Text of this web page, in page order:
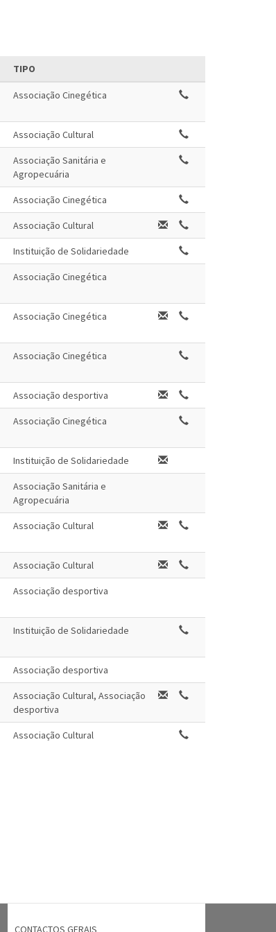
TIPO
Associação Cinegética
Associação Cultural
Associação Sanitária e
Agropecuária
Associação Cinegética
Associação Cultural
Instituição de Solidariedade
Associação Cinegética
Associação Cinegética
Associação Cinegética
Associação desportiva
Associação Cinegética
Instituição de Solidariedade
Associação Sanitária e
Agropecuária
Associação Cultural
Associação Cultural
Associação desportiva
Instituição de Solidariedade
Associação desportiva
Associação Cultural, Associação
desportiva
Associação Cultural
CONTACTOS GERAIS